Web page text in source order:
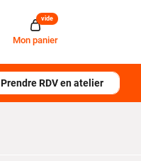
Mon panier
vide
Prendre RDV en atelier